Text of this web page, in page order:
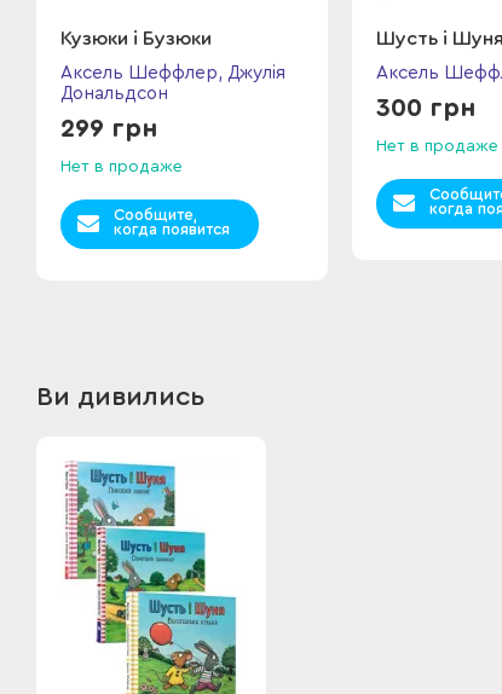
Кузюки і Бузюки
Аксель Шеффлер, Джулія
Дональдсон
299 грн
Нет в продаже
Сообщите,
когда появится
Шусть і
Аксель
300 грн
Нет в продаже
когда
Ви дивились